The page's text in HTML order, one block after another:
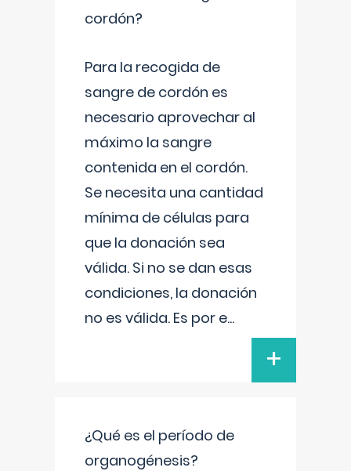
cordón?
Para la recogida de
sangre de cordón es
necesario aprovechar al
máximo la sangre
contenida en el cordón.
Se necesita una cantidad
mínima de células para
que la donación sea
válida. Si no se dan esas
condiciones, la donación
no es válida. Es por e...
+
¿Qué es el período de
organogénesis?